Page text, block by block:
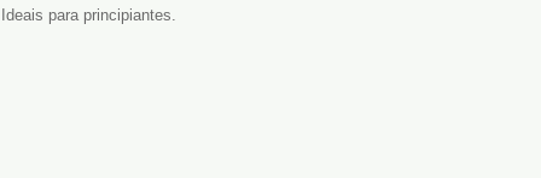
para principiantes.